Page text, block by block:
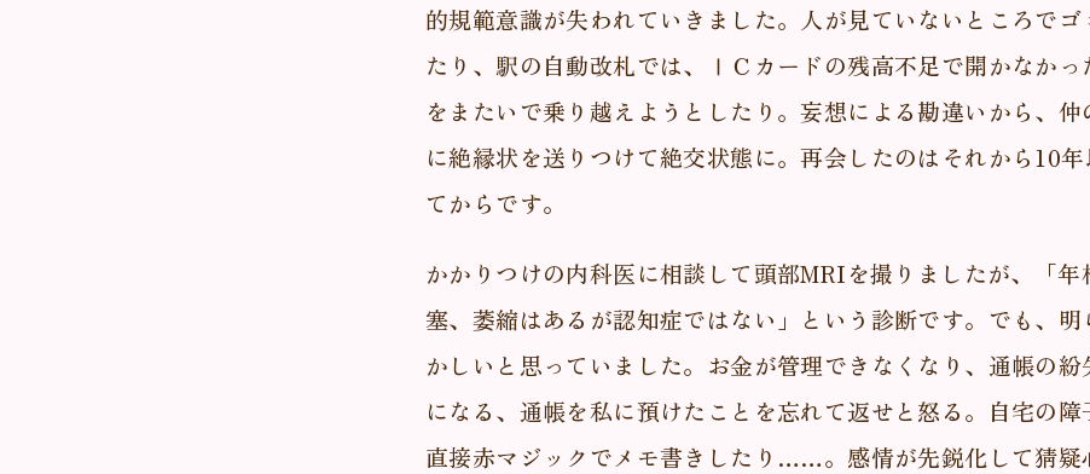
的規範意識が失われていきました。人が見ていないところでゴ
たり、駅の自動改札では、ⅠＣカードの残高不足で開かなかっ
をまたいで乗り越えようとしたり。妄想による勘違いから、仲
に絶縁状を送りつけて絶交状態に。再会したのはそれから10年
てからです。
かかりつけの内科医に相談して頭部MRIを撮りましたが、「年
塞、萎縮はあるが認知症ではない」という診断です。でも、明
かしいと思っていました。お金が管理できなくなり、通帳の紛
になる、通帳を私に預けたことを忘れて返せと怒る。自宅の障
直接赤マジックでメモ書きしたり……。感情が先鋭化して猜疑